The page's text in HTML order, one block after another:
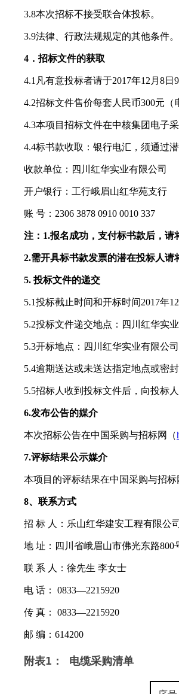
3.8本次招标不接受联合体投标。
3.9法律、行政法规规定的其他条件。
4 ．招标文件的获取
4.1 凡有意投标者请于2017年12 月 8日 9
4.2招标文件售价每套人民币300元（
4.3本项目招标文件在中核集团电子
4.4标书款收取：银行电汇，须通过
收款单位：四川红华实业有限公司
开户银行：工行峨眉山红华苑支行
账 号： 2306 3878 0910 0010 337
注： 1.报名成功，支付标书款后，请
2.需开具标书款发票的潜在投标人请
5.投标文件的递交
5.1投标截止时间和开标时间2017年12
5.2投标文件递交地点：四川红华实
5.3开标地点：四川红华实业有限公
5.4逾期送达或未送达指定地点或密
5.5招标人收到投标文件后，向投标人
6.发布公告的媒介
本次招标公告在中国采购与招标网（
7.评标结果公示媒介
本项目的评标结果在中国采购与招标
8、联系方式
招 标 人：乐山红华建安工程有限公司
地 址：四川省峨眉山市佛光东路800
联 系 人：徐先生 李女士
电 话： 0833—2215920
传 真： 0833—2215920
邮 编： 614200
附表1 ： 电缆采购清单